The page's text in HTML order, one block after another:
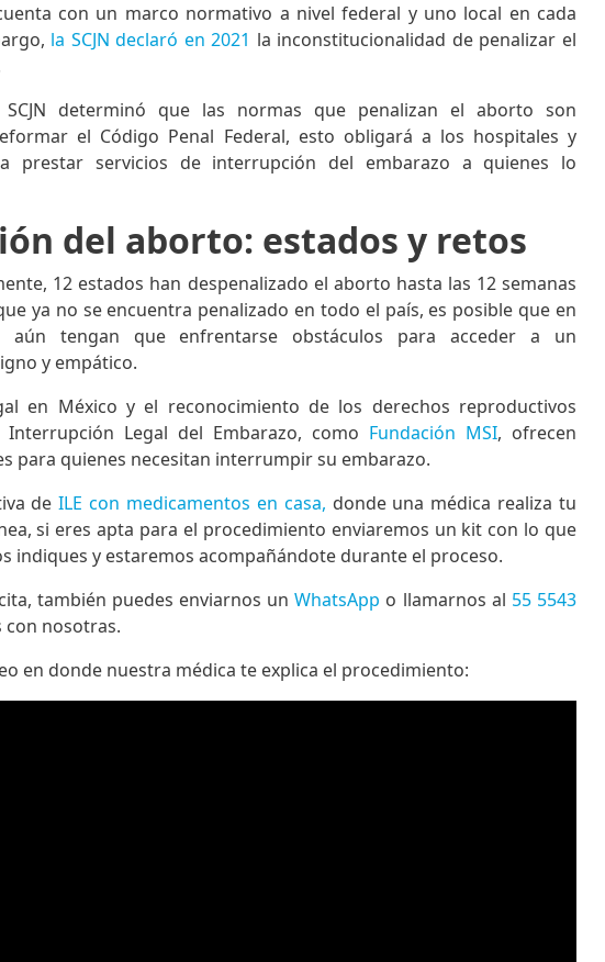
con un marco normativo a nivel federal y uno local en cada
la SCJN declaró en 2021 la inconstitucionalidad de penalizar el
determinó que las normas que penalizan el aborto son
el Código Penal Federal, esto obligará a los hospitales y
a prestar servicios de interrupción del embarazo a quienes lo
del aborto: estados y retos
12 estados han despenalizado el aborto hasta las 12 semanas
ya no se encuentra penalizado en todo el país, es posible que en
aún tengan que enfrentarse obstáculos para acceder a un
y empático.
en México y el reconocimiento de los derechos reproductivos
Legal del Embarazo, como Fundación MSI, ofrecen
para quienes necesitan interrumpir su embarazo.
de ILE con medicamentos en casa, donde una médica realiza tu
si eres apta para el procedimiento enviaremos un kit con lo que
indiques y estaremos acompañándote durante el proceso.
también puedes enviarnos unWhatsApp o llamarnos al 55 5543
con nosotras.
en donde nuestra médica te explica el procedimiento: